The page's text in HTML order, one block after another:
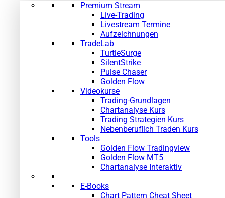
Premium Stream
Live-Trading
Livestream Termine
Aufzeichnungen
TradeLab
TurtleSurge
SilentStrike
Pulse Chaser
Golden Flow
Videokurse
Trading-Grundlagen
Chartanalyse Kurs
Trading Strategien Kurs
Nebenberuflich Traden Kurs
Tools
Golden Flow Tradingview
Golden Flow MT5
Chartanalyse Interaktiv
E-Books
Chart Pattern Cheat Sheet